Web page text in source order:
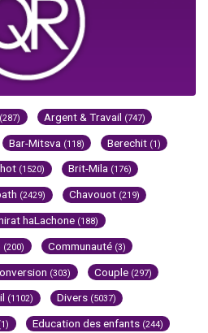
(287) Argent & Travail (747)
Bar-Mitsva (118) Berechit (1)
(1520) Brit-Mila (176)
(2429) Chavouot (219)
haLachone (188)
(200) Communauté (3)
(303) Couple (297)
(1102) Divers (5037)
Education des enfants (244)